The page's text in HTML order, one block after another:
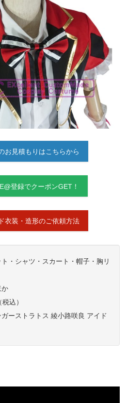
お見積もりはこちらから
登録でクーポンGET！
衣装・造形のご依頼方法
ト・シャツ・スカート・帽子・胸リ
か
込）
ガーストラトス 綾小路咲良 アイド